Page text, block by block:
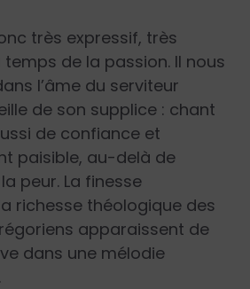
très expressif, très
de la passion. Il nous
l’âme du serviteur
de son supplice : chant
de confiance et
paisible, au-delà de
peur. La finesse
richesse théologique des
apparaissent de
dans une mélodie